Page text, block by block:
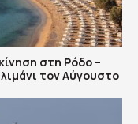
στη Ρόδο –
τον Αύγουστο